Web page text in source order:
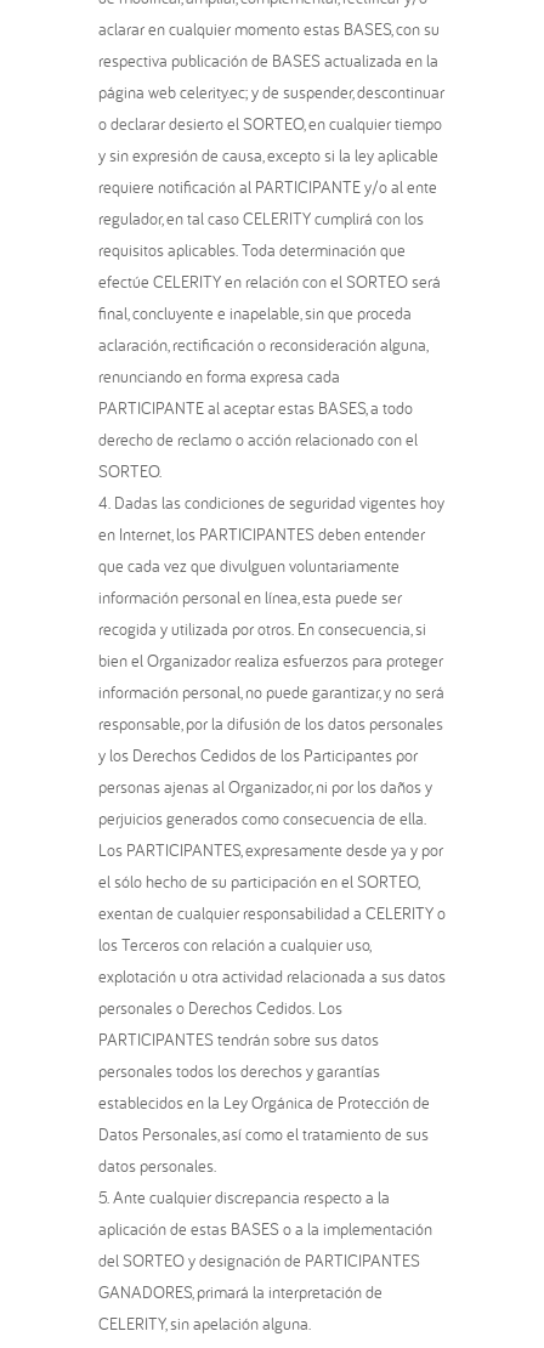
aclarar en cualquier momento estas BASES, con su
respectiva publicación de BASES actualizada en la
página webcelerity.ec; y de suspender, descontinuar
o declarar desierto el SORTEO, en cualquier tiempo
y sin expresión de causa, excepto si la ley aplicable
requiere notificación al PARTICIPANTE y/o al ente
regulador, en tal caso CELERITY cumplirá con los
requisitos aplicables. Toda determinación que
efectúe CELERITY en relación con el SORTEO será
final, concluyente e inapelable, sin que proceda
aclaración, rectificación o reconsideración alguna,
renunciando en forma expresa cada
PARTICIPANTE al aceptar estas BASES, a todo
derecho de reclamo o acción relacionado con el
SORTEO.
Dadas las condiciones de seguridad vigentes hoy
en Internet, los PARTICIPANTES deben entender
que cada vez que divulguen voluntariamente
información personal en línea, esta puede ser
recogida y utilizada por otros. En consecuencia, si
bien el Organizador realiza esfuerzos para proteger
información personal, no puede garantizar, y no será
responsable, por la difusión de los datos personales
y los Derechos Cedidos de los Participantes por
personas ajenas al Organizador, ni por los daños y
perjuicios generados como consecuencia de ella.
Los PARTICIPANTES, expresamente desde ya y por
el sólo hecho de su participación en el SORTEO,
exentan de cualquier responsabilidad a CELERITY o
los Terceros con relación a cualquier uso,
explotación u otra actividad relacionada a sus datos
personales o Derechos Cedidos. Los
PARTICIPANTES tendrán sobre sus datos
personales todos los derechos y garantías
establecidos en la Ley Orgánica de Protección de
Datos Personales, así como el tratamiento de sus
datos personales.
Ante cualquier discrepancia respecto a la
aplicación de estas BASES o a la implementación
del SORTEO y designación de PARTICIPANTES
GANADORES, primará la interpretación de
CELERITY, sin apelación alguna.